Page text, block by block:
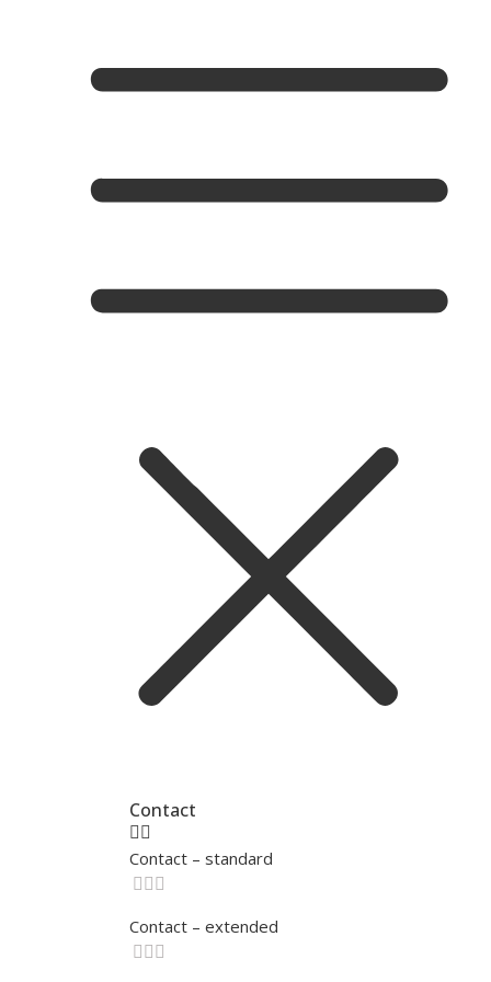
Contact
Contact – standard
Contact – extended